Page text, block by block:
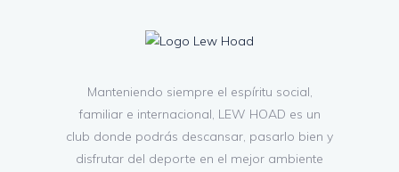
Manteniendo siempre el espíritu social,
familiar e internacional, LEW HOAD es un
club donde podrás descansar, pasarlo bien y
disfrutar del deporte en el mejor ambiente